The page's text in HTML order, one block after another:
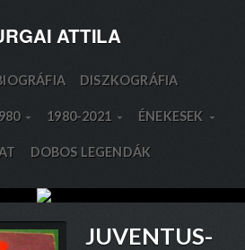
ATTILA
DISZKOGRÁFIA
1980-2021 ÉNEKESEK
DOBOS LEGENDÁK
JUVENTUS-